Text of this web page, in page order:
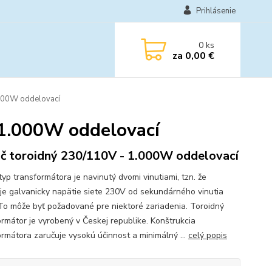
Prihlásenie
0ks
za 0,00 €
oddelovací
oddelovací
toroidný 230/110V - 1.000W oddelovací
transformátora je navinutý dvomi vinutiami, tzn. že
galvanicky napätie siete 230V od sekundárného vinutia
môže byť požadované pre niektoré zariadenia. Toroidný
je vyrobený v Českej republike. Konštrukcia
zaručuje vysokú účinnost a minimálný ... celý popis